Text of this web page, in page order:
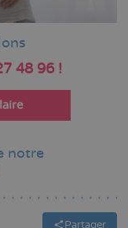
48 96 !
notre
Partager